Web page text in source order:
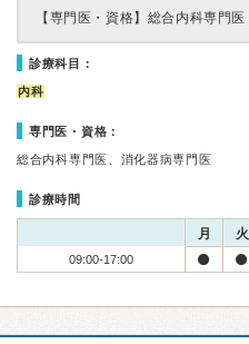
【専門医・資格】 総合内科専門医
診療科目：
内科
専門医・資格：
総合内科専門医、消化器病専門医
診療時間
月 火
09:00-17:00